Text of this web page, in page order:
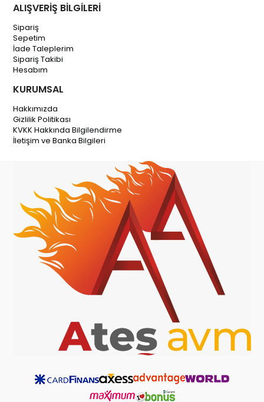
ALIŞVERİŞ BİLGİLERİ
Sipariş
Sepetim
İade Taleplerim
Sipariş Takibi
Hesabım
KURUMSAL
Hakkımızda
Gizlilik Politikası
KVKK Hakkında Bilgilendirme
İletişim ve Banka Bilgileri